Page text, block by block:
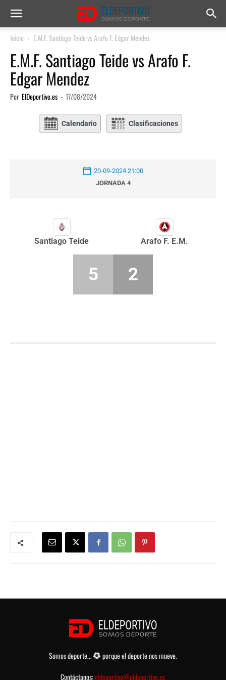
Inicio E.M.F. Santiago Teide vs Arafo F. Edgar Mendez
E.M.F. Santiago Teide vs Arafo F.
Edgar Mendez
Por ElDeportivo.es - 17/08/2024
Calendario Clasificaciones
20-09-2024 21:00
JORNADA 4
Santiago Teide Arafo F. E.M.
5 2
Somos deporte...
porque el deporte nos mueve.
Contáctanos:eldeportivo@eldeportivo.es